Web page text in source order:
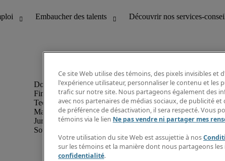
Finance et comptabilité
Technologie
Marketing et création
Juridique
Soutien administratif et à la clientèle
Guide
Ce site Web utilise des témoins, des pixels invisibles
l'expérience utilisateur, personnaliser le contenu et les
trafic sur notre site. Nous partageons également des
avec nos partenaires de médias sociaux, de publicité
de préférence de désactivation, il sera respecté. Vous
témoins via le lien Ne pas vendre ni partager mes
Votre utilisation du site Web est assujettie à nos
sur les témoins et la manière dont nous partageons
confidentialité.